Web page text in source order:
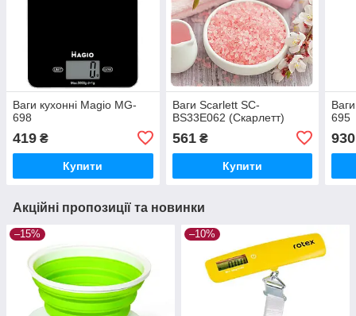
Ваги кухонні Magio MG-
698
419 ₴
Купити
Ваги Scarlett SC-
BS33E062 (Скарлетт)
561₴
Купити
695
930
Акційні пропозиції та новинки
–15% –10%